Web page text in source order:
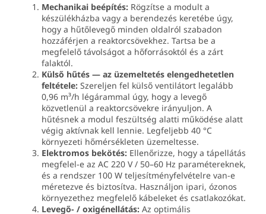
Mechanikai beépítés: Rögzítse a modult a
készülékházba vagy a berendezés keretébe úgy,
hogy a hűtőlevegő minden oldalról szabadon
hozzáférjen a reaktorcsövekhez. Tartsa be a
megfelelő távolságot a hőforrásoktól és a zárt
falaktól.
Külső hűtés — az üzemeltetés elengedhetetlen
feltétele: Szereljen fel külső ventilátort legalább
0,96 m³/h légárammal úgy, hogy a levegő
közvetlenül a reaktorcsövekre irányuljon. A
hűtésnek a modul feszültség alatti működése alatt
végig aktívnak kell lennie. Legfeljebb 40 °C
környezeti hőmérsékleten üzemeltesse.
Elektromos bekötés: Ellenőrizze, hogy a tápellátás
megfelel-e az AC 220 V / 50–60 Hz paramétereknek,
és a rendszer 100 W teljesítményfelvételre van-e
méretezve és biztosítva. Használjon ipari, ózonos
környezethez megfelelő kábeleket és csatlakozókat.
Levegő- / oxigénellátás: Az optimális